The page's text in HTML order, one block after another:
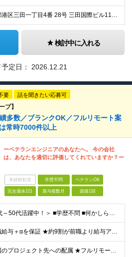
東京都港区三田一丁目4番 28号 三田国際ビル11階 （変更の範囲）上記を除く会社の定める勤務地
検討中に入れる
定日： 2026.12.21
要 話を聞きたい応募可
プ】
多数／ブランクOK／フルリモート案
常時7000件以上
ーベテランエンジニアのあなたへ。 今の会社
は、あなたを適切に評価してくれていますか？ー
未経験歓迎 学歴不問 ベテランOK
完全週休2日 賞与複数月 面接1回
＜40代～50代活躍中！＞ ■学歴不問 ■何かしらの開発経験をお持ちの方 ■ブランクOK ★ミドル～シニア層が多数活躍しています！ ▼こんな方は、ぜひご応募ください▼ □最後の転職先をお探しの方 □
★前職給与＋αを保証 ★約9割が前職より給与アップを実現 月給40万円以上＋各種手当＋賞与 ＜9割が年収アップを実現＞ 入社されたエンジニアの9割が前職よりも給与アップをしています！ 残り1割は前
★全国のプロジェクト先への配属 ★フルリモートワーク案件あり ★転勤なし 勤務地はご希望を考慮し、決定します。 「自宅から近い場所が良い」といった要望もお聞かせください！ ＜配属エリア＞ ［東北］